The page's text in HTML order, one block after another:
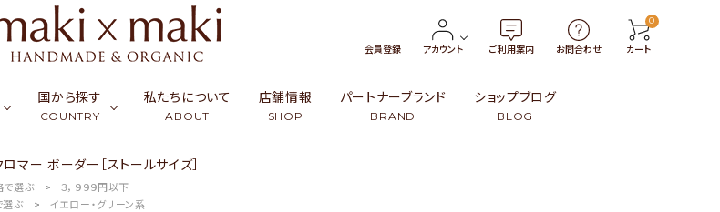
会員登録 アカウント ご利用案内 お問合わせ
0
カート
アクセサリー
シルク
国から探す
COUNTRY
カンボジア
私たちについて
ABOUT
店舗情報
SHOP
パートナーブランド
BRAND
ショップブログ
BLOG
マー ボーダー［ストールサイズ］
で選ぶ
３，９９９円以下
選ぶ
イエロー・グリーン系